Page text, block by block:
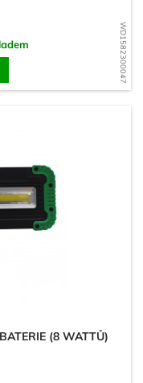
WD1582300047
(8 WATTŮ)